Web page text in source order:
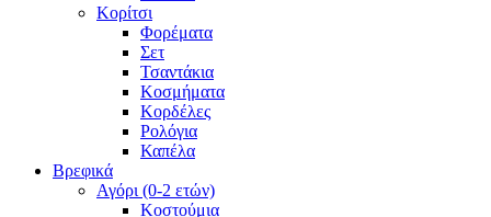
Κορίτσι
Φορέματα
Σετ
Τσαντάκια
Κοσμήματα
Κορδέλες
Ρολόγια
Καπέλα
Βρεφικά
Αγόρι (0-2 ετών)
Κοστούμια